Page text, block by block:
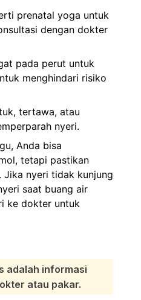
prenatal yoga untuk
dengan dokter
pada perut untuk
menghindari risiko
tertawa, atau
nyeri.
Anda bisa
tetapi pastikan
Jika nyeri tidak kunjung
saat buang air
ke dokter untuk
adalah informasi
atau pakar.